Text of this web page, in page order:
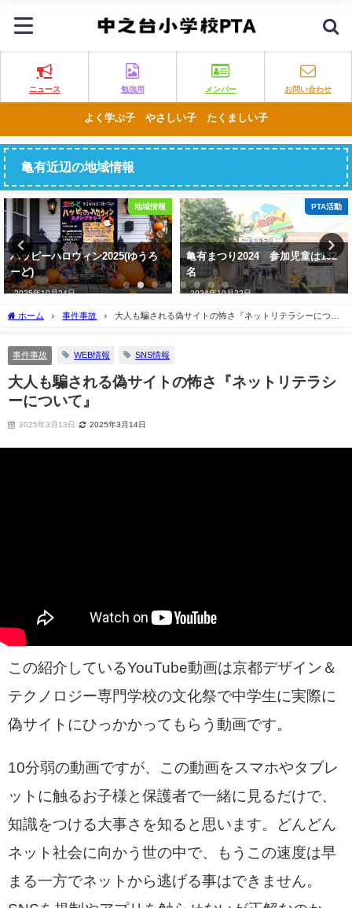
ニュース 勉強用 メンバー お問い合わせ
よく学ぶ子 やさしい子 たくましい子
亀有近辺の地域情報
PTA活動
亀有まつり2024 参加児童は132
名
2024年10月22日
地域情報
亀有のナカガワクレープ亀有店が
取り上げられてました。
2024年10月25日
ホーム 事件事故
大人も騙される偽サイトの怖さ『ネットリテラシーについ
事件事故 WEB情報 SNS情報
大人も騙される偽サイトの怖さ『ネットリテラシ
ーについて』
2025年3月13日 2025年3月14日
この紹介しているYouTube動画は京都デザイン＆
テクノロジー専門学校の文化祭で中学生に実際に
偽サイトにひっかかってもらう動画です。
10分弱の動画ですが、この動画をスマホやタブレ
ットに触るお子様と保護者で一緒に見るだけで、
知識をつける大事さを知ると思います。どんどん
ネット社会に向かう世の中で、もうこの速度は早
まる一方でネットから逃げる事はできません。